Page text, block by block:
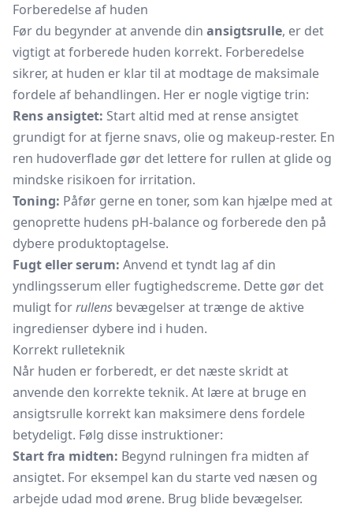
Forberedelse af huden
Før du begynder at anvende din ansigtsrulle, er det
vigtigt at forberede huden korrekt. Forberedelse
sikrer, at huden er klar til at modtage de maksimale
fordele af behandlingen. Her er nogle vigtige trin:
Rens ansigtet: Start altid med at rense ansigtet
grundigt for at fjerne snavs, olie og makeup-rester. En
ren hudoverflade gør det lettere for rullen at glide og
mindske risikoen for irritation.
Toning: Påfør gerne en toner, som kan hjælpe med at
genoprette hudens pH-balance og forberede den på
dybere produktoptagelse.
Fugt eller serum: Anvend et tyndt lag af din
yndlingsserum eller fugtighedscreme. Dette gør det
muligt forrullens bevægelser at trænge de aktive
ingredienser dybere ind i huden.
Korrekt rulleteknik
Når huden er forberedt, er det næste skridt at
anvende den korrekte teknik. At lære at bruge en
ansigtsrulle korrekt kan maksimere dens fordele
betydeligt. Følg disse instruktioner:
Start fra midten: Begynd rulningen fra midten af
ansigtet. For eksempel kan du starte ved næsen og
arbejde udad mod ørene. Brug blide bevægelser.